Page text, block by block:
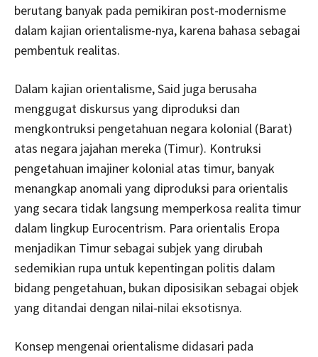
berutang banyak pada pemikiran post-modernisme
dalam kajian orientalisme-nya, karena bahasa sebagai
pembentuk realitas.
Dalam kajian orientalisme, Said juga berusaha
menggugat diskursus yang diproduksi dan
mengkontruksi pengetahuan negara kolonial (Barat)
atas negara jajahan mereka (Timur). Kontruksi
pengetahuan imajiner kolonial atas timur, banyak
menangkap anomali yang diproduksi para orientalis
yang secara tidak langsung memperkosa realita timur
dalam lingkup Eurocentrism. Para orientalis Eropa
menjadikan Timur sebagai subjek yang dirubah
sedemikian rupa untuk kepentingan politis dalam
bidang pengetahuan, bukan diposisikan sebagai objek
yang ditandai dengan nilai‐nilai eksotisnya.
Konsep mengenai orientalisme didasari pada